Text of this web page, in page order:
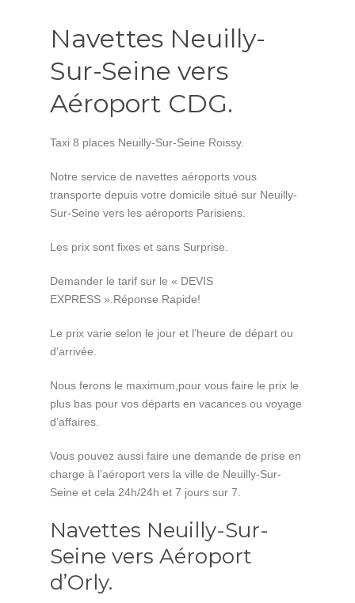
Navettes Neuilly-
Sur-Seine vers
Aéroport CDG.
Taxi 8 places Neuilly-Sur-Seine Roissy.
Notre service de navettes aéroports vous
transporte depuis votre domicile situé sur Neuilly-
Sur-Seine vers les aéroports Parisiens.
Les prix sont fixes et sans Surprise.
Demander le tarif sur le « DEVIS
EXPRESS ».Réponse Rapide!
Le prix varie selon le jour et l’heure de départ ou
d’arrivée.
Nous ferons le maximum,pour vous faire le prix le
plus bas pour vos départs en vacances ou voyage
d’affaires.
Vous pouvez aussi faire une demande de prise en
charge à l’aéroport vers la ville de Neuilly-Sur-
Seine et cela 24h/24h et 7 jours sur 7.
Navettes Neuilly-Sur-
Seine vers Aéroport
d’Orly.